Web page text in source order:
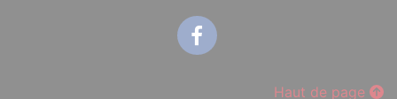
Haut de page